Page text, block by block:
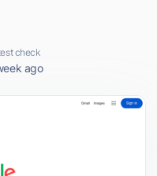
check
ago